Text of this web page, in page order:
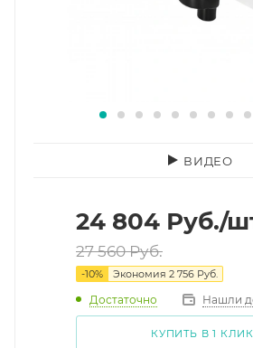
ВИДЕО
24 804 Руб./
27 560Руб.
-10% Экономия 2 756 Руб.
Достаточно Нашли
КУПИТЬ В 1 КЛИК